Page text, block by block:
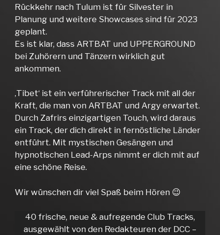
Rückkehr nach Tulum ist für Silvester in
Planung und weitere Showcases sind für 2023
geplant.
Es ist klar, dass ARTBAT und UPPERGROUND
bei Zuhörern und Tänzern wirklich gut
ankommen.
‚Tibet‘ ist ein verführerischer Track mit all der
Kraft, die man von ARTBAT und Argy erwartet.
Durch Zafrirs einzigartigen Touch, wird daraus
ein Track, der dich direkt in fernöstliche Länder
entführt. Mit mystischen Gesängen und
hypnotischen Lead-Arps nimmt er dich mit auf
eine schöne Reise.
Wir wünschen dir viel Spaß beim Hören 😉
40 frische, neue & aufregende Club Tracks,
ausgewählt von den Redakteuren der DCC –